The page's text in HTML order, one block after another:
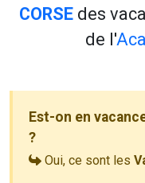
CORSEdes
de l'
Est-on en
?
Oui, ce sont les